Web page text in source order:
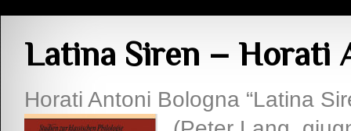
Latina Siren – Horati
Horati Antoni Bologna “Latina